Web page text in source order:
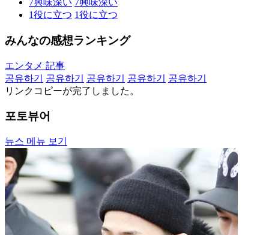
7興味深い 7興味深い
1役に立つ 1役に立つ
みんなの感想ランキング
エンタメ 記事
공유하기
공유하기 공유하기 공유하기
공유하기
リンクコピーが完了しました。
포토뷰어
뉴스 메뉴 보기